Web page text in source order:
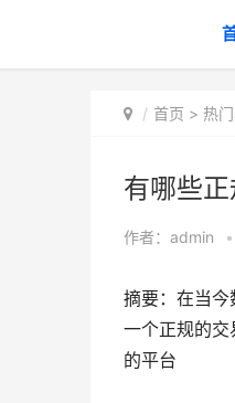
首页 > 热
有哪些
作者： admin •
摘要：在当
一个正规的
的平台